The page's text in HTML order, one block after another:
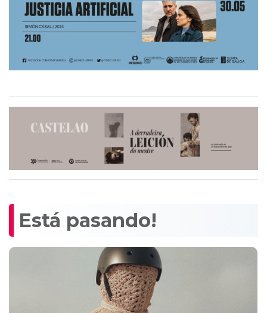
Está pasando!